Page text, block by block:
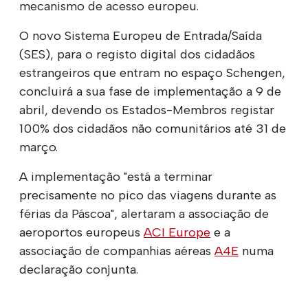
mecanismo de acesso europeu.
O novo Sistema Europeu de Entrada/Saída
(SES), para o registo digital dos cidadãos
estrangeiros que entram no espaço Schengen,
concluirá a sua fase de implementação a 9 de
abril, devendo os Estados-Membros registar
100% dos cidadãos não comunitários até 31 de
março.
A implementação "está a terminar
precisamente no pico das viagens durante as
férias da Páscoa", alertaram a associação de
aeroportos europeusACI Europe e a
associação de companhias aéreasA4E numa
declaração conjunta.